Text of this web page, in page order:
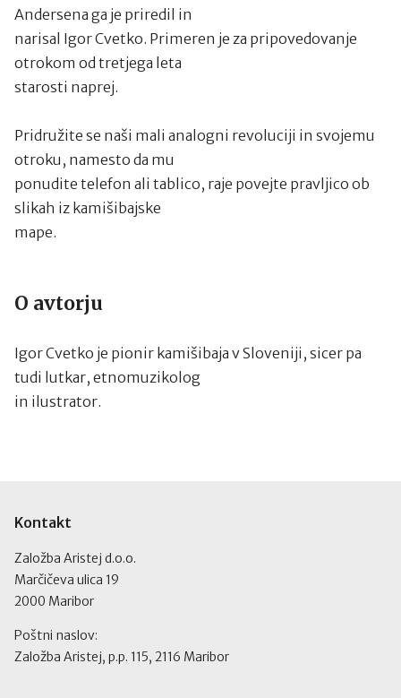
Andersena ga je priredil in
narisal Igor Cvetko. Primeren je za pripovedovanje
otrokom od tretjega leta
starosti naprej.
Pridružite se naši mali analogni revoluciji in svojemu
otroku, namesto da mu
ponudite telefon ali tablico, raje povejte pravljico ob
slikah iz kamišibajske
mape.
O avtorju
Igor Cvetko je pionir kamišibaja v Sloveniji, sicer pa
tudi lutkar, etnomuzikolog
in ilustrator.
Kontakt
Založba Aristej d.o.o.
Marčičeva ulica 19
2000 Maribor
Poštni naslov:
Založba Aristej, p.p. 115, 2116 Maribor